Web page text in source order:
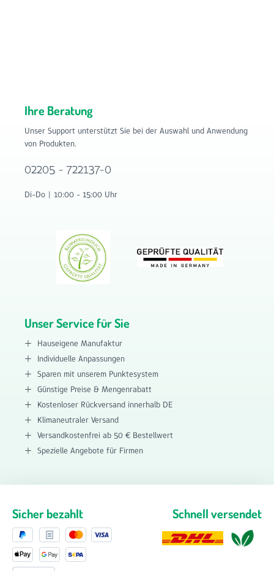
Ihre Beratung
Unser Support unterstützt Sie bei der Auswahl und Anwendung
von Produkten.
02205 - 722137-0
Di-Do | 10:00 - 15:00 Uhr
Unser Service für Sie
Hauseigene Manufaktur
Individuelle Anpassungen
Sparen mit unserem Punktesystem
Günstige Preise & Mengenrabatt
Kostenloser Rückversand innerhalb DE
Klimaneutraler Versand
Versandkostenfrei ab 50 € Bestellwert
Spezielle Angebote für Firmen
Sicher bezahlt Schnell versendet